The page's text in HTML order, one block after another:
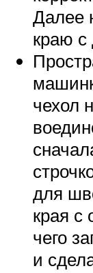
Далее
краю с
чехол
для
края с
чего
и